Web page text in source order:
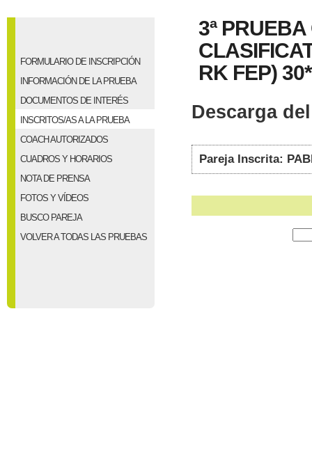
FORMULARIO DE INSCRIPCIÓN
INFORMACIÓN DE LA PRUEBA
DOCUMENTOS DE INTERÉS
INSCRITOS/AS A LA PRUEBA
COACH AUTORIZADOS
CUADROS Y HORARIOS
NOTA DE PRENSA
FOTOS Y VÍDEOS
BUSCO PAREJA
VOLVER A TODAS LAS PRUEBAS
3ª
RK FEP) 30*
Descarga
Pareja Inscrita: